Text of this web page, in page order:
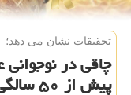
تحقیقات نشان می دهد؛
چاقی در
پیش از ۵۰ سالگی